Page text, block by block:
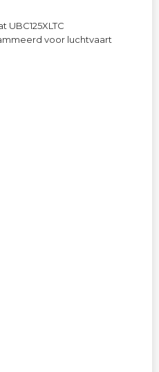
UBC125XLTC
voor luchtvaart